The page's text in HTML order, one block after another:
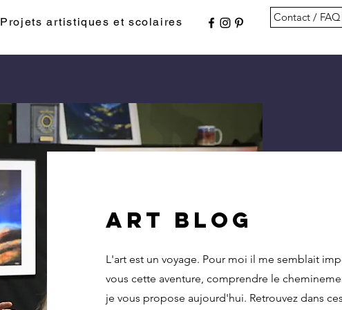
Projets artistiques et scolaires Contact / FAQ
Art blog
L'art est un voyage. Pour moi il me semblait
vous cette aventure, comprendre le
je vous propose aujourd'hui. Retrouvez dans